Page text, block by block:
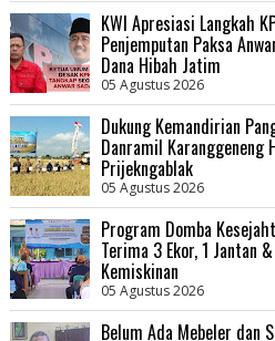
KWI Apresiasi Langkah
Penjemputan Paksa
Dana Hibah Jatim
05 Agustus 2026
Dukung Kemandirian
Danramil Karanggeneng
Prijekngablak
05 Agustus 2026
Program Domba
Terima 3 Ekor, 1 Jantan
Kemiskinan
05 Agustus 2026
Belum Ada Mebeler dan